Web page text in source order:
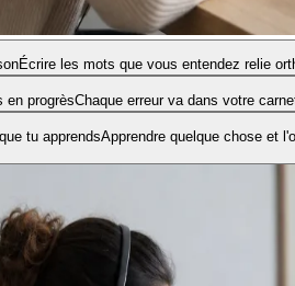
Écrire les mots que vous entendez relie
en progrèsChaque erreur va dans votre
tu apprendsApprendre quelque chose et